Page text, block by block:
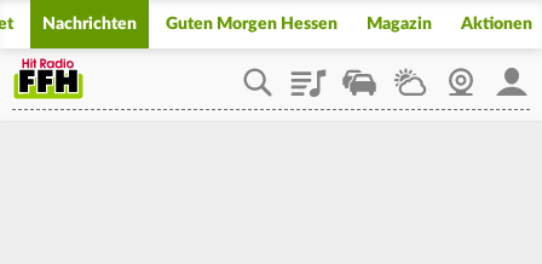
Nachrichten Guten Morgen Hessen Magazin Aktionen
PlaylistStaupilotWetterWebcam